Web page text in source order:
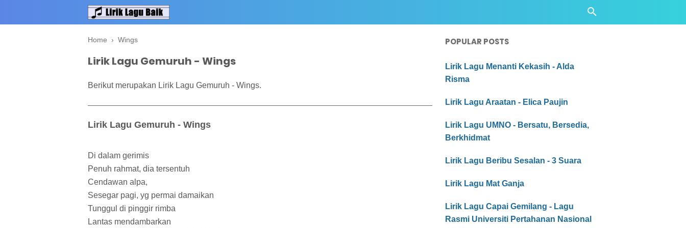
Home › Wings
Lirik Lagu Gemuruh - Wings
Berikut merupakan Lirik Lagu Gemuruh - Wings.
Lirik Lagu Gemuruh - Wings
Di dalam gerimis
Penuh rahmat, dia tersentuh
Cendawan alpa,
Sesegar pagi, yg permai damaikan
Tunggul di pinggir rimba
Lantas mendambarkan
POPULAR POSTS
Lirik Lagu Menanti Kekasih - Alda
Risma
Lirik Lagu Araatan - Elica Paujin
Lirik Lagu UMNO - Bersatu, Bersedia,
Berkhidmat
Lirik Lagu Beribu Sesalan - 3 Suara
Lirik Lagu Mat Ganja
Lirik Lagu Capai Gemilang - Lagu
Rasmi Universiti Pertahanan Nasional